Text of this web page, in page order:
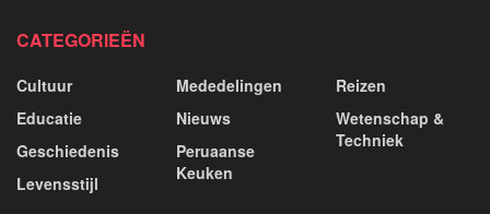
CATEGORIEËN
Cultuur
Educatie
Geschiedenis
Levensstijl
Mededelingen
Nieuws
Peruaanse
Keuken
Reizen
Wetenschap &
Techniek